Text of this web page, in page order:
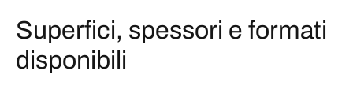
Superfici, spessori e formati
disponibili